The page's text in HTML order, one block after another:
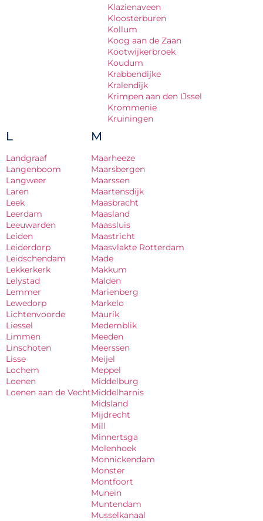
Klazienaveen
Kloosterburen
Kollum
Koog aan de Zaan
Kootwijkerbroek
Koudum
Krabbendijke
Kralendijk
Krimpen aan den IJssel
Krommenie
Kruiningen
L
Landgraaf
Langenboom
Langweer
Laren
Leek
Leerdam
Leeuwarden
Leiden
Leiderdorp
Leidschendam
Lekkerkerk
Lelystad
Lemmer
Lewedorp
Lichtenvoorde
Liessel
Limmen
Linschoten
Lisse
Lochem
Loenen
Loenen aan de Vecht
M
Maarheeze
Maarsbergen
Maarssen
Maartensdijk
Maasbracht
Maasland
Maassluis
Maastricht
Maasvlakte Rotterdam
Made
Makkum
Malden
Marienberg
Markelo
Maurik
Medemblik
Meeden
Meerssen
Meijel
Meppel
Middelburg
Middelharnis
Midsland
Mijdrecht
Mill
Minnertsga
Molenhoek
Monnickendam
Monster
Montfoort
Munein
Muntendam
Musselkanaal